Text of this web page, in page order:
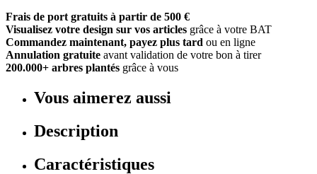
Frais de port gratuits à partir de 500 €
Visualisez votre design sur vos articles grâce à votre BAT
Commandez maintenant, payez plus tard ou en ligne
Annulation gratuite avant validation de votre bon à tirer
200.000+ arbres plantés grâce à vous
Vous aimerez aussi
Description
Caractéristiques